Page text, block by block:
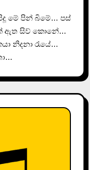
ඇත සිව් කොනේ…
නිදනා රැයේ…